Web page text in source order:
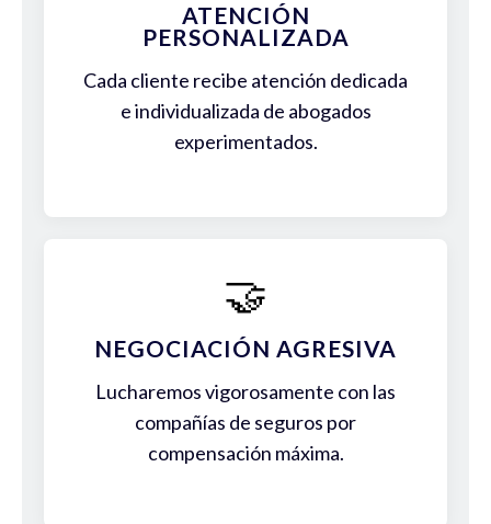
ATENCIÓN
PERSONALIZADA
Cada cliente recibe atención dedicada
e individualizada de abogados
experimentados.
🤝
NEGOCIACIÓN AGRESIVA
Lucharemos vigorosamente con las
compañías de seguros por
compensación máxima.